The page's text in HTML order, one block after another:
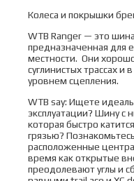
Колеса и покрышки
WTB Ranger — это
предназначенная для
местности. Они
суглинистых трассах и
уровнем сцепления.
WTB say: Ищете
эксплуатации? Шину с
которая быстро
грязью?
расположенные
время как открытые
преодолевают углы и